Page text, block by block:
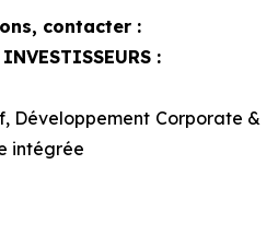
contacter :
:
Développement Corporate &
intégrée